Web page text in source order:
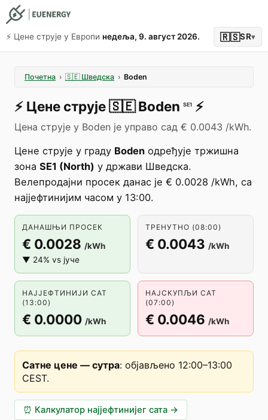
⚡️ Цене струје у Европи недеља, 9. август 2026. 🇷🇸SR▾
Почетна › 🇸🇪 Шведска › Boden
⚡️ Цене струје🇸🇪 Boden SE1 ⚡️
Цена струје у Boden је управо сад € 0.0043 /kWh.
Цене струје у граду Boden одређује тржишна
зона SE1 (North) у држави Шведска.
Велепродајни просек данас је € 0.0028 /kWh, са
најјефтинијим часом у 13:00.
ДАНАШЊИ ПРОСЕК
€ 0.0028 /kWh
▼ 24% vs јуче
ТРЕНУТНО (08:00)
€ 0.0043 /kWh
НАЈЈЕФТИНИЈИ САТ
(13:00)
€ 0.0000 /kWh
НАЈСКУПЉИ САТ
(07:00)
€ 0.0046 /kWh
Сатне цене — сутра: објављено 12:00–13:00
CEST.
⏰ Калкулатор најјефтинијег сата →